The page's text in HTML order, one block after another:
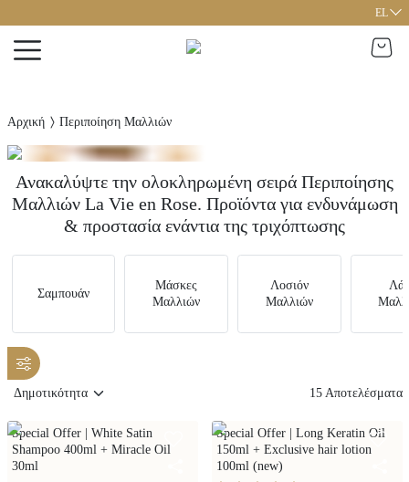
EL
Αρχική Περιποίηση Μαλλιών
Ανακαλύψτε την ολοκληρωμένη σειρά Περιποίησης
Μαλλιών La Vie en Rose. Προϊόντα για ενδυνάμωση
& προστασία ενάντια της τριχόπτωσης
Σαμπουάν
Μάσκες
Μαλλιών
Λοσιόν
Μαλλιών
15 Αποτελέσματα
Special Offer | White Satin
Shampoo 400ml + Miracle Oil
30ml
Special Offer | Long Keratin Oil
150ml + Exclusive hair lotion
100ml (new)